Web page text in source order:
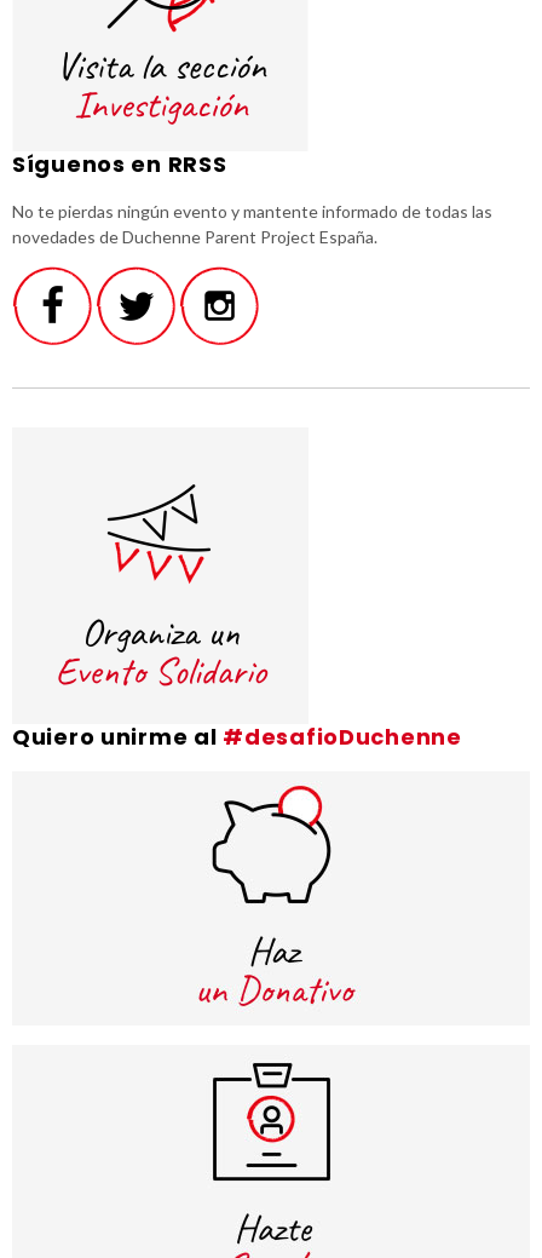
Síguenos en RRSS
No te pierdas ningún evento y mantente informado de todas las
novedades de Duchenne Parent Project España.
Quiero unirme al #desafioDuchenne